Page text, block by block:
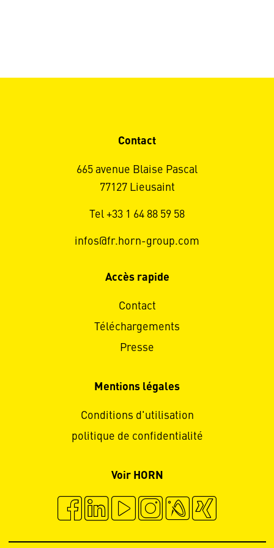
Contact
665 avenue Blaise Pascal
77127 Lieusaint
Tel +33 1 64 88 59 58
infos@fr.horn-group.com
Accès rapide
Contact
Téléchargements
Presse
Mentions légales
Conditions d'utilisation
politique de confidentialité
Voir HORN